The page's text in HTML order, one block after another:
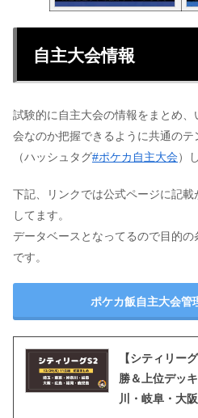
自主大会情報
試験的に自主大会の情報をまとめ
会なのか把握できるように共通の
（ハッシュタグ#ポケカ自主大会）
下記、リンクでは公式ページに記
してます。
データベースとなってるので目的
です。
ポケカ飯自主大会管
【シティリー
勝＆上位デッ
川・岐阜・大